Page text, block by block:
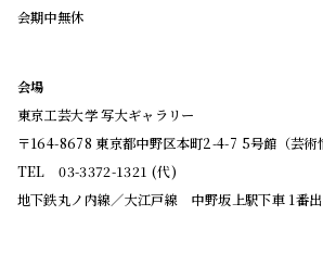
会期中無休
会場
東京工芸大学 写大ギャラリー
〒164-8678 東京都中野区本町2-4-7 5号館（芸術
TEL 03-3372-1321 (代)
地下鉄丸ノ内線／大江戸線 中野坂上駅下車 1番